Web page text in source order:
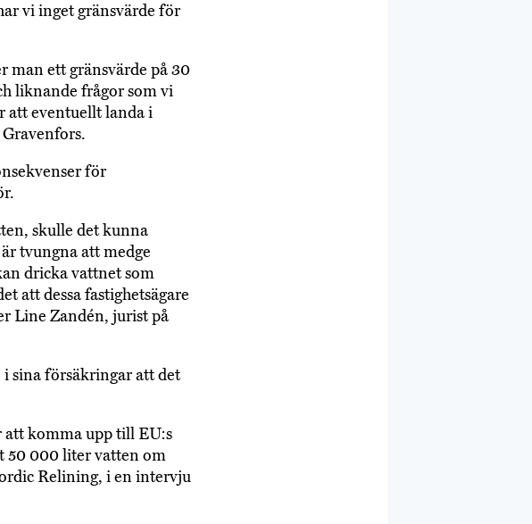
vi inget gränsvärde för
man ett gränsvärde på 30
liknande frågor som vi
att eventuellt landa i
för
skulle det kunna
tvungna att medge
dricka vattnet som
att dessa fastighetsägare
Line Zandén, jurist på
sina försäkringar att det
att komma upp till EU:s
50 000 liter vatten om
Relining, i en intervju